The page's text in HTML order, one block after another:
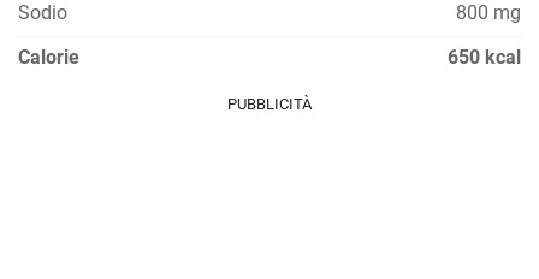
Sodio
800 mg
Calorie
650 kcal
PUBBLICITÀ